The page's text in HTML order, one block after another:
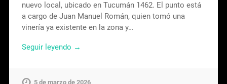
nuevo local, ubicado en Tucumán 1462. El punto está
a cargo de Juan Manuel Román, quien tomó una
vinería ya existente en la zona y…
Seguir leyendo →
5 de marzo de 2026